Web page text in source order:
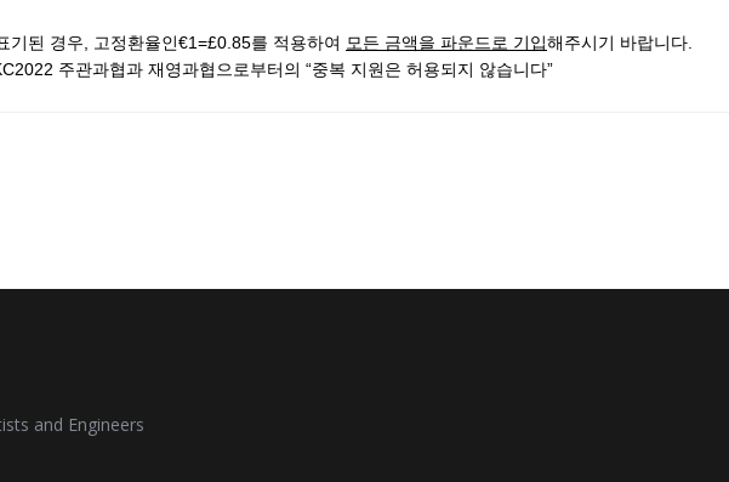
기된 경우, 고정환율인€1=£0.85를 적용하여 모든 금액을 파운드로 기입해주시기 바랍니다.
주관과협과 재영과협으로부터의 “중복 지원은 허용되지 않습니다”
and Engineers